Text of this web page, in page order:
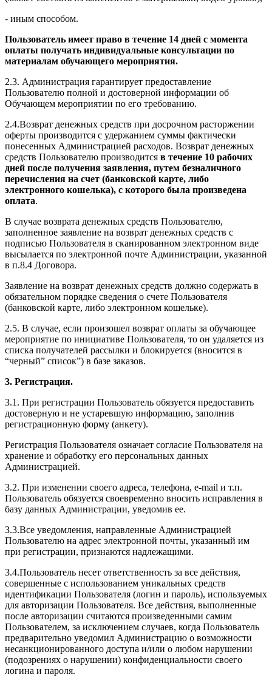
- иным способом.
Пользователь имеет право в течение 14 дней с момента
оплаты получать индивидуальные консультации по
материалам обучающего мероприятия.
2.3. Администрация гарантирует предоставление
Пользователю полной и достоверной информации об
Обучающем мероприятии по его требованию.
2.4.Возврат денежных средств при досрочном расторжении
оферты производится с удержанием суммы фактически
понесенных Администрацией расходов. Возврат денежных
средств Пользователю производится в течение 10 рабочих
дней после получения заявления, путем безналичного
перечисления на счет (банковской карте, либо
электронного кошелька), с которого была произведена
оплата.
В случае возврата денежных средств Пользователю,
заполненное заявление на возврат денежных средств с
подписью Пользователя в сканированном электронном виде
высылается по электронной почте Администрации, указанной
в п.8.4 Договора.
Заявление на возврат денежных средств должно содержать в
обязательном порядке сведения о счете Пользователя
(банковской карте, либо электронном кошельке).
2.5. В случае, если произошел возврат оплаты за обучающее
мероприятие по инициативе Пользователя, то он удаляется из
списка получателей рассылки и блокируется (вносится в
“черный” список”) в базе заказов.
3. Регистрация.
3.1. При регистрации Пользователь обязуется предоставить
достоверную и не устаревшую информацию, заполнив
регистрационную форму (анкету).
Регистрация Пользователя означает согласие Пользователя на
хранение и обработку его персональных данных
Администрацией.
3.2. При изменении своего адреса, телефона, e-mail и т.п.
Пользователь обязуется своевременно вносить исправления в
базу данных Администрации, уведомив ее.
3.3.Все уведомления, направленные Администрацией
Пользователю на адрес электронной почты, указанный им
при регистрации, признаются надлежащими.
3.4.Пользователь несет ответственность за все действия,
совершенные с использованием уникальных средств
идентификации Пользователя (логин и пароль), используемых
для авторизации Пользователя. Все действия, выполненные
после авторизации считаются произведенными самим
Пользователем, за исключением случаев, когда Пользователь
предварительно уведомил Администрацию о возможности
несанкционированного доступа и/или о любом нарушении
(подозрениях о нарушении) конфиденциальности своего
логина и пароля.